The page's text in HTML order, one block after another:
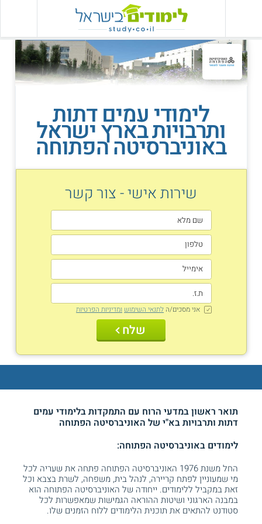
לימודי עמים דתות
ותרבויות בארץ ישראל
באוניברסיטה הפתוחה
שירות אישי - צור קשר
אני מסכים/ה לתנאי השימוש ומדיניות הפרטיות
שלח
תואר ראשון במדעי הרוח עם התמקדות בלימודי עמים
דתות ותרבויות בא"י של האוניברסיטה הפתוחה
לימודים באוניברסיטה הפתוחה:
החל משנת 1976 האוניברסיטה הפתוחה פתחה את שעריה לכל
מי שמעוניין לפתח קריירה, לנהל בית, משפחה, לשרת בצבא וכל
זאת במקביל ללימודים. ייחודה של האוניברסיטה הפתוחה הוא
במבנה הארגוני ושיטות ההוראה הגמישות שמאפשרות לכל
סטודנט להתאים את תוכנית הלימודים ללוח הזמנים שלו.